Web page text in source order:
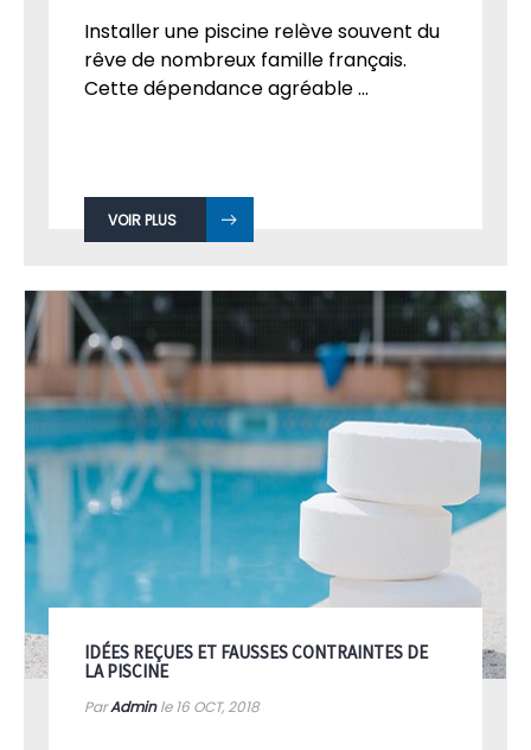
Installer une piscine relève souvent du
rêve de nombreux famille français.
Cette dépendance agréable ...
VOIR PLUS
IDÉES REÇUES ET FAUSSES CONTRAINTES DE
LA PISCINE
ParAdminle 16 OCT, 2018